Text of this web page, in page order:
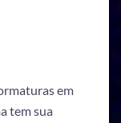
em
tem sua